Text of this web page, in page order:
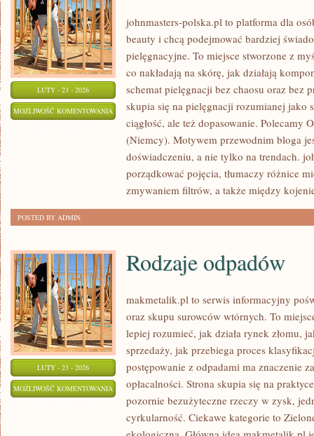
LUTY - 23 - 2026
MOŻLIWOŚĆ KOMENTOWANIA SHISEIDO
(JAPONIA)
johnmasters-polska.pl to platforma dla
beauty i chcą podejmować bardziej
pielęgnacyjne. To miejsce stworzone z
co nakładają na skórę, jak działają
schemat pielęgnacji bez chaosu oraz bez
skupia się na pielęgnacji rozumianej jako
ciągłość, ale też dopasowanie. Polecamy
(Niemcy). Motywem przewodnim bloga
doświadczeniu, a nie tylko na trendach.
porządkować pojęcia, tłumaczy różnice
zmywaniem filtrów, a także między
POSTED BY ADMIN
LUTY - 23 - 2026
MOŻLIWOŚĆ KOMENTOWANIA RODZAJE
ODPADÓW
Rodzaje odpadów
makmetalik.pl to serwis informacyjny
oraz skupu surowców wtórnych. To
lepiej rozumieć, jak działa rynek złomu,
sprzedaży, jak przebiega proces
postępowanie z odpadami ma znaczenie
opłacalności. Strona skupia się na
pozornie bezużyteczne rzeczy w zysk,
cyrkularność. Ciekawe kategorie to